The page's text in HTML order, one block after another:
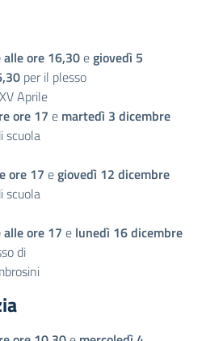
ore 16,30egiovedì 5
per il plesso
Aprile
ore 17 e martedì 3 dicembre
scuola
ore 17 egiovedì 12 dicembre
scuola
ore 17 e lunedì 16 dicembre
di